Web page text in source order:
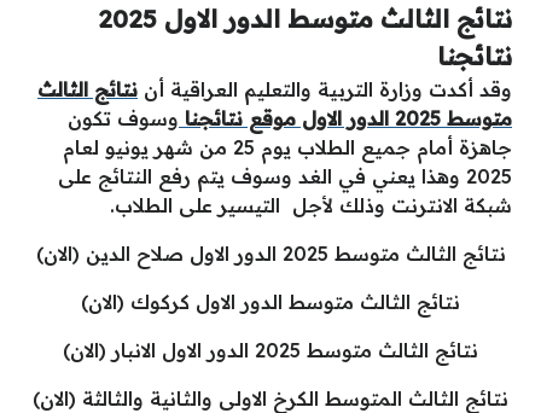
نتائج الثالث متوسط الدور الاول 2025
نتائجنا
وقد أكدت وزارة التربية والتعليم العراقية أن نتائج الثالث
متوسط 2025 الدور الاول موقع نتائجنا
وسوف تكون
جاهزة أمام جميع الطلاب يوم 25 من شهر يونيو لعام
2025 وهذا يعني في الغد وسوف يتم رفع النتائج على
شبكة الانترنت وذلك لأجل التيسير على الطلاب.
نتائج الثالث متوسط 2025 الدور الاول صلاح الدين (الان)
نتائج الثالث متوسط الدور الاول كركوك (الان)
نتائج الثالث متوسط 2025 الدور الاول الانبار (الان)
نتائج الثالث المتوسط الكرخ الاولى والثانية والثالثة (الان)